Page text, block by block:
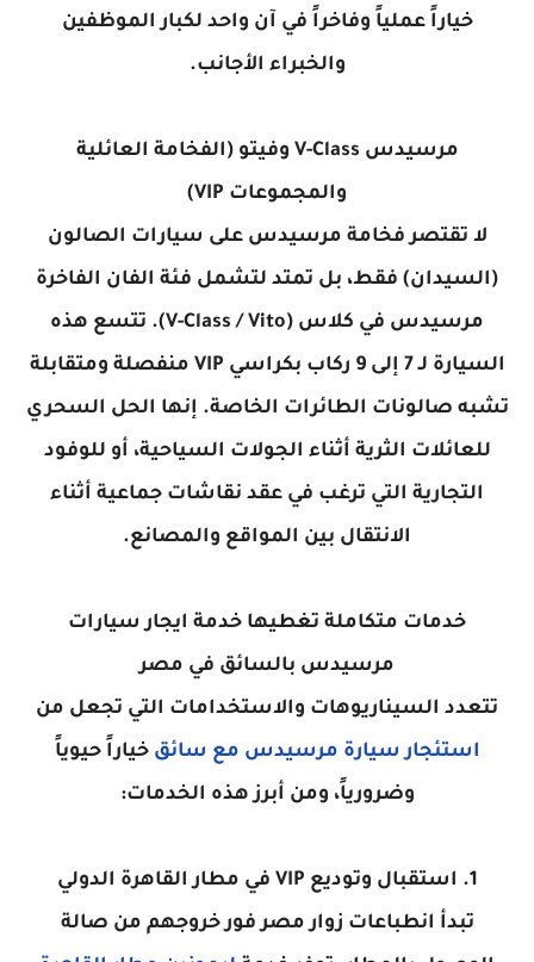
خياراً عملياً وفاخراً في آن واحد لكبار الموظفين
والخبراء الأجانب.
مرسيدس V-Class وفيتو (الفخامة العائلية
والمجموعات VIP)
لا تقتصر فخامة مرسيدس على سيارات الصالون
(السيدان) فقط، بل تمتد لتشمل فئة الفان الفاخرة
مرسيدس في كلاس (V-Class / Vito). تتسع هذه
السيارة لـ 7 إلى 9 ركاب بكراسي VIP منفصلة ومتقابلة
تشبه صالونات الطائرات الخاصة. إنها الحل السحري
للعائلات الثرية أثناء الجولات السياحية، أو للوفود
التجارية التي ترغب في عقد نقاشات جماعية أثناء
الانتقال بين المواقع والمصانع.
خدمات متكاملة تغطيها خدمة ايجار سيارات
مرسيدس بالسائق في مصر
تتعدد السيناريوهات والاستخدامات التي تجعل من
استئجار سيارة مرسيدس مع سائق خياراً حيوياً
وضرورياً، ومن أبرز هذه الخدمات:
1. استقبال وتوديع VIP في مطار القاهرة الدولي
تبدأ انطباعات زوار مصر فور خروجهم من صالة